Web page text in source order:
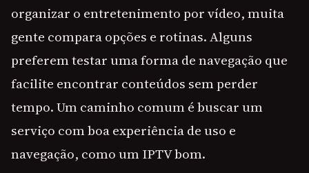
organizar o entretenimento por vídeo, muita
gente compara opções e rotinas. Alguns
preferem testar uma forma de navegação que
facilite encontrar conteúdos sem perder
tempo. Um caminho comum é buscar um
serviço com boa experiência de uso e
navegação, como um IPTV bom.